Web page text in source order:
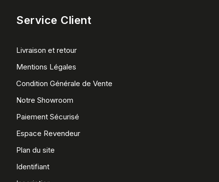
Service Client
Livraison et retour
Mentions Légales
Condition Générale de Vente
Notre Showroom
Paiement Sécurisé
Espace Revendeur
Plan du site
Identifiant